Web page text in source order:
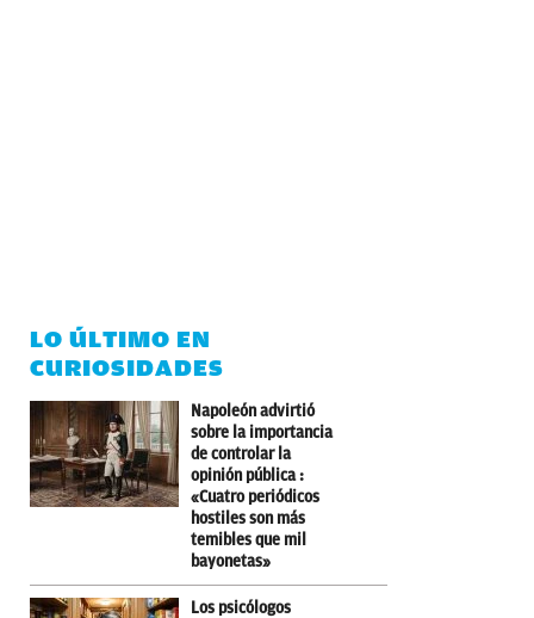
LO ÚLTIMO EN
CURIOSIDADES
Napoleón advirtió
sobre la importancia
de controlar la
opinión pública :
«Cuatro periódicos
hostiles son más
temibles que mil
bayonetas»
Los psicólogos